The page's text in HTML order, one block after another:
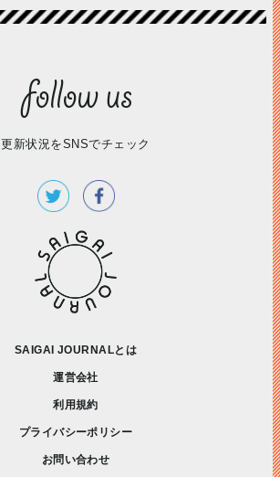
更新状況をSNSでチェック
SAIGAI JOURNALとは
運営会社
利用規約
プライバシーポリシー
お問い合わせ